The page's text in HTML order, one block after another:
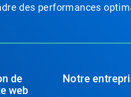
des performances
de
web
Notre